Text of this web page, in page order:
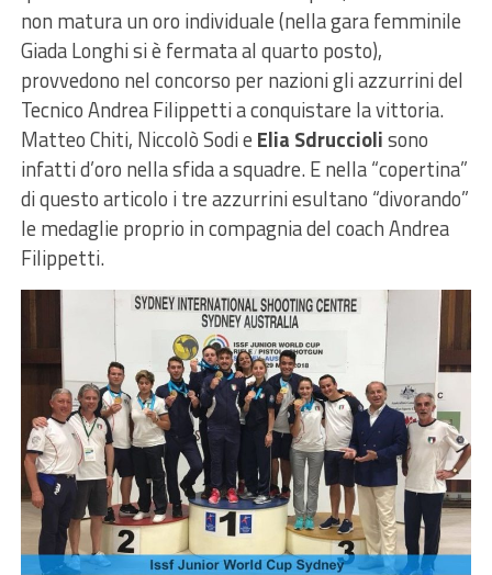
non matura un oro individuale (nella gara femminile
Giada Longhi si è fermata al quarto posto),
provvedono nel concorso per nazioni gli azzurrini del
Tecnico Andrea Filippetti a conquistare la vittoria.
Matteo Chiti, Niccolò Sodi e Elia Sdrucciolisono
infatti d’oro nella sfida a squadre. E nella “copertina”
di questo articolo i tre azzurrini esultano “divorando”
le medaglie proprio in compagnia del coach Andrea
Filippetti.